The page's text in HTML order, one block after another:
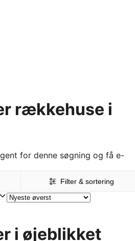
rækkehuse i
for denne søgning og få e-
Filter & sortering
i øjeblikket